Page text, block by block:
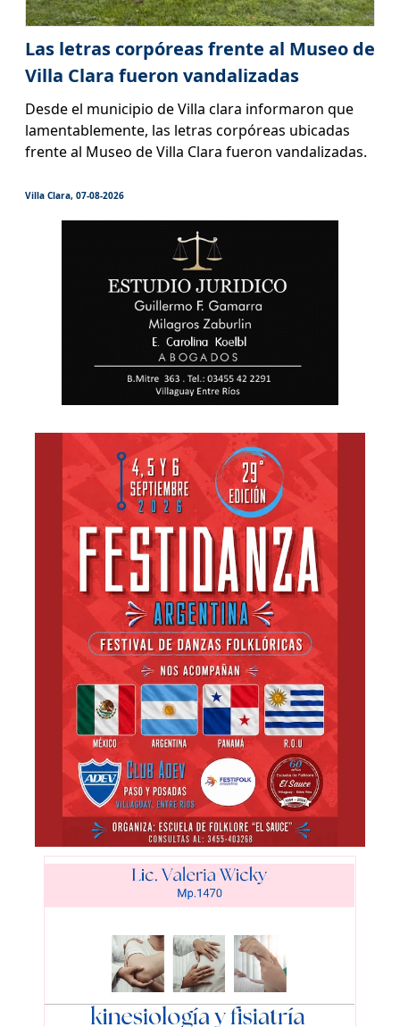
Las letras corpóreas frente al Museo de
Villa Clara fueron vandalizadas
Desde el municipio de Villa clara informaron que
lamentablemente, las letras corpóreas ubicadas
frente al Museo de Villa Clara fueron vandalizadas.
Villa Clara, 07-08-2026